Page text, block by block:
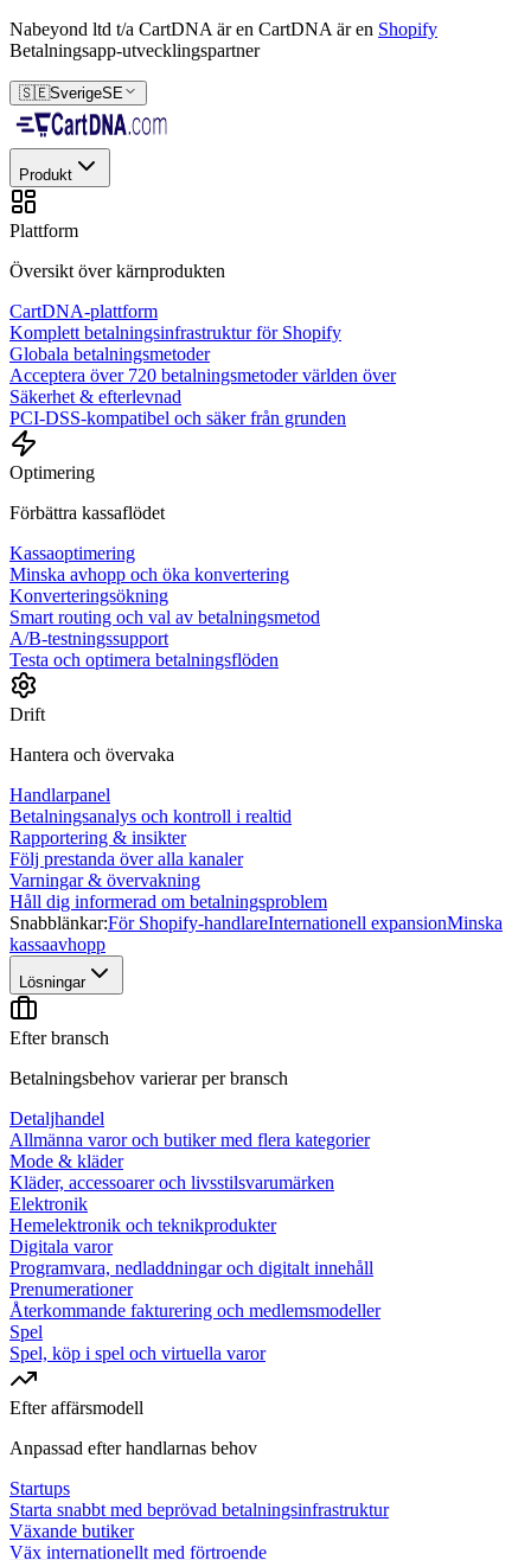
Nabeyond ltd t/a CartDNA är en CartDNA är en Shopify
Betalningsapp-utvecklingspartner
🇸🇪SverigeSE
Produkt
Plattform
Översikt över kärnprodukten
CartDNA-plattform
Komplett betalningsinfrastruktur för Shopify
Globala betalningsmetoder
Acceptera över 720 betalningsmetoder världen över
Säkerhet & efterlevnad
PCI-DSS-kompatibel och säker från grunden
Optimering
Förbättra kassaflödet
Kassaoptimering
Minska avhopp och öka konvertering
Konverteringsökning
Smart routing och val av betalningsmetod
A/B-testningssupport
Testa och optimera betalningsflöden
Drift
Hantera och övervaka
Handlarpanel
Betalningsanalys och kontroll i realtid
Rapportering & insikter
Följ prestanda över alla kanaler
Varningar & övervakning
Håll dig informerad om betalningsproblem
Snabblänkar:För Shopify-handlareInternationell expansionMinska
kassaavhopp
Lösningar
Efter bransch
Betalningsbehov varierar per bransch
Detaljhandel
Allmänna varor och butiker med flera kategorier
Mode & kläder
Kläder, accessoarer och livsstilsvarumärken
Elektronik
Hemelektronik och teknikprodukter
Digitala varor
Programvara, nedladdningar och digitalt innehåll
Prenumerationer
Återkommande fakturering och medlemsmodeller
Spel
Spel, köp i spel och virtuella varor
Efter affärsmodell
Anpassad efter handlarnas behov
Startups
Starta snabbt med beprövad betalningsinfrastruktur
Växande butiker
Väx internationellt med förtroende